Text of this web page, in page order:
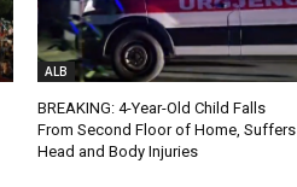
ALB
BREAKING: 4-Year-Old Child Falls
From Second Floor of Home, Suffers
Head and Body Injuries